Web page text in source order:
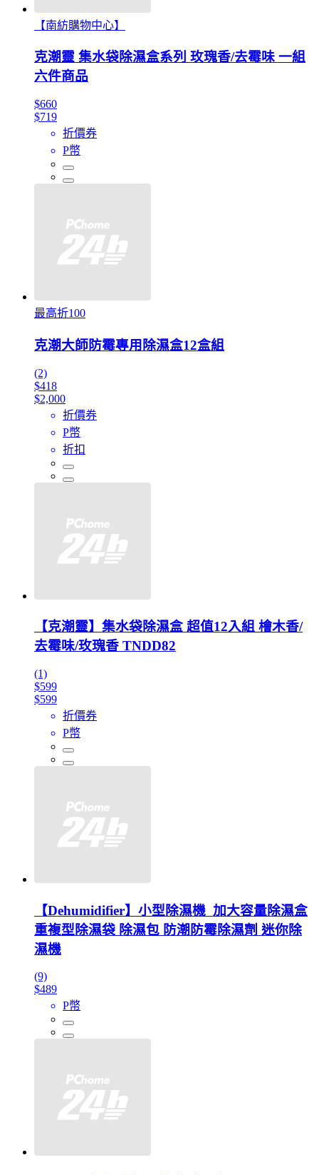
【南紡購物中心】
克潮靈 集水袋除濕盒系列 玫瑰香/去霉味 一組
六件商品
$660
$719
折價券
P幣
最高折100
克潮大師防霉專用除濕盒12盒組
(2)
$418
$2,000
折價券
P幣
折扣
【克潮靈】集水袋除濕盒 超值12入組 檜木香/
去霉味/玫瑰香 TNDD82
(1)
$599
$599
折價券
P幣
【Dehumidifier】小型除濕機 加大容量除濕盒
重複型除濕袋 除濕包 防潮防霉除濕劑 迷你除
濕機
(9)
$489
P幣